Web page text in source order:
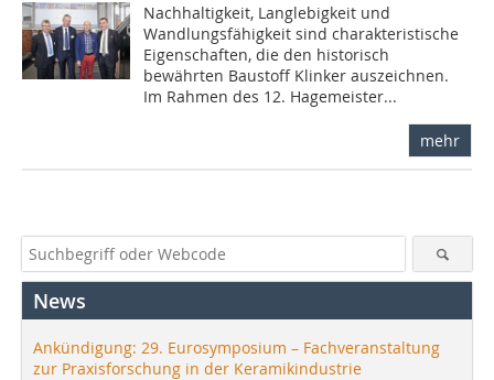
Nachhaltigkeit, Langlebigkeit und
Wandlungsfähigkeit sind charakteristische
Eigenschaften, die den historisch
bewährten Baustoff Klinker auszeichnen.
Im Rahmen des 12. Hagemeister...
mehr
News
Ankündigung: 29. Eurosymposium – Fachveranstaltung
zur Praxisforschung in der Keramikindustrie